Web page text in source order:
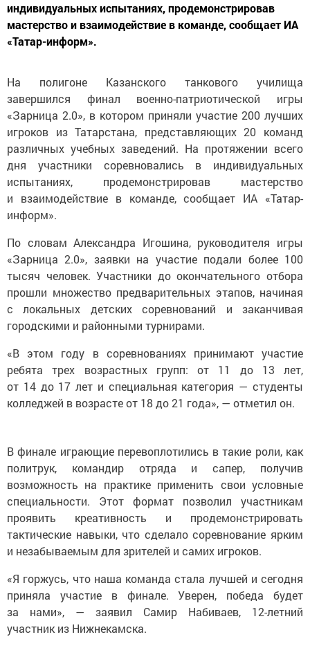
индивидуальных испытаниях, продемонстрировав
мастерство и взаимодействие в команде, сообщает ИА
«Татар-информ».
На полигоне Казанского танкового училища
завершился финал военно-патриотической игры
«Зарница 2.0», в котором приняли участие 200 лучших
игроков из Татарстана, представляющих 20 команд
различных учебных заведений. На протяжении всего
дня участники соревновались в индивидуальных
испытаниях, продемонстрировав мастерство
и взаимодействие в команде, сообщает ИА «Татар-
информ».
По словам Александра Игошина, руководителя игры
«Зарница 2.0», заявки на участие подали более 100
тысяч человек. Участники до окончательного отбора
прошли множество предварительных этапов, начиная
с локальных детских соревнований и заканчивая
городскими и районными турнирами.
«В этом году в соревнованиях принимают участие
ребята трех возрастных групп: от 11 до 13 лет,
от 14 до 17 лет и специальная категория — студенты
колледжей в возрасте от 18 до 21 года», — отметил он.
В финале играющие перевоплотились в такие роли, как
политрук, командир отряда и сапер, получив
возможность на практике применить свои условные
специальности. Этот формат позволил участникам
проявить креативность и продемонстрировать
тактические навыки, что сделало соревнование ярким
и незабываемым для зрителей и самих игроков.
«Я горжусь, что наша команда стала лучшей и сегодня
приняла участие в финале. Уверен, победа будет
за нами», — заявил Самир Набиваев, 12-летний
участник из Нижнекамска.